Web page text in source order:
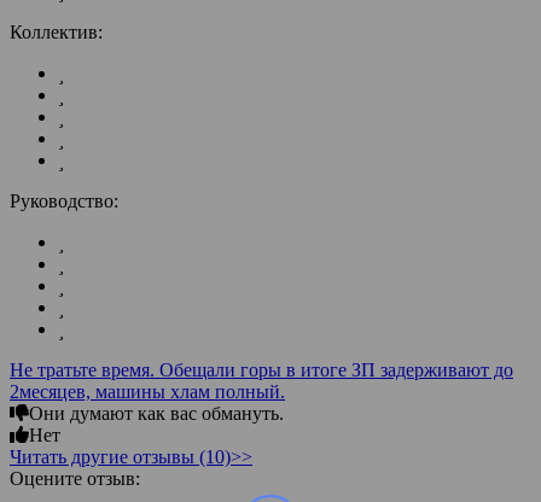
Коллектив:
Руководство:
Не тратьте время. Обещали горы в итоге ЗП задерживают до
2месяцев, машины хлам полный.
Они думают как вас обмануть.
Нет
Читать другие отзывы (10)>>
Оцените отзыв: